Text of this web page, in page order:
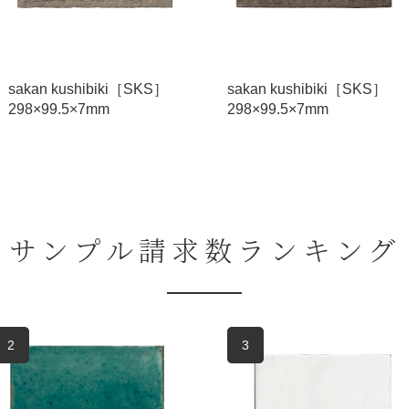
sakan kushibiki［SKS］
298×99.5×7mm
sakan kushibiki［SKS］
298×99.5×7mm
サンプル請求数ランキング
2 3